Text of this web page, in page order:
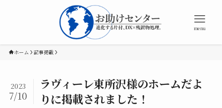
menu
ホーム 記事掲載
ラヴィーレ東所沢様のホームだよ
りに掲載されました！
2023
7/10